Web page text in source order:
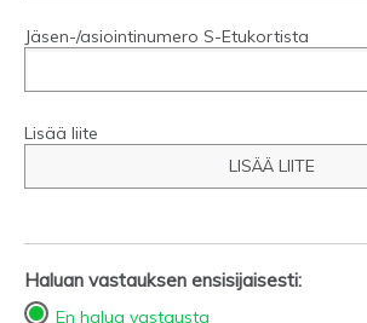
Jäsen-/asiointinumero S-Etukortista
Lisää liite
LISÄÄ LIITE
Haluan vastauksen ensisijaisesti:
En halua vastausta